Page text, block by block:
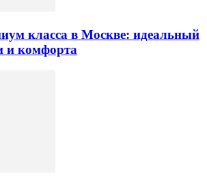
класса в Москве: идеальный
и комфорта